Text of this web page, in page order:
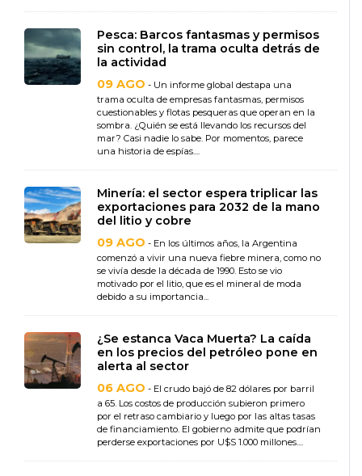
Pesca: Barcos fantasmas y permisos
sin control, la trama oculta detrás de
la actividad
09 AGO - Un informe global destapa una
trama oculta de empresas fantasmas, permisos
cuestionables y flotas pesqueras que operan en la
sombra. ¿Quién se está llevando los recursos del
mar? Casi nadie lo sabe. Por momentos, parece
una historia de espías....
Minería: el sector espera triplicar las
exportaciones para 2032 de la mano
del litio y cobre
09 AGO - En los últimos años, la Argentina
comenzó a vivir una nueva fiebre minera, como no
se vivía desde la década de 1990. Esto se vio
motivado por el litio, que es el mineral de moda
debido a su importancia...
¿Se estanca Vaca Muerta? La caída
en los precios del petróleo pone en
alerta al sector
06 AGO - El crudo bajó de 82 dólares por barril
a 65. Los costos de producción subieron primero
por el retraso cambiario y luego por las altas tasas
de financiamiento. El gobierno admite que podrían
perderse exportaciones por U$S 1.000 millones....